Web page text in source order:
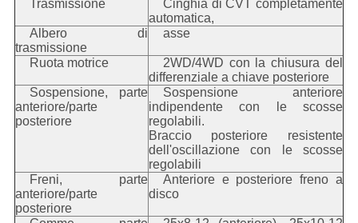
Trasmissione
Cinghia di CVT completamente
automatica,
Albero di
trasmissione
asse
Ruota motrice
2WD/4WD con la chiusura del
differenziale a chiave posteriore
Sospensione, parte
anteriore/parte
posteriore
Sospensione anteriore
indipendente con le scosse
regolabili.
Braccio posteriore resistente
dell'oscillazione con le scosse
regolabili
Freni, parte
anteriore/parte
posteriore
Anteriore e posteriore freno a
disco